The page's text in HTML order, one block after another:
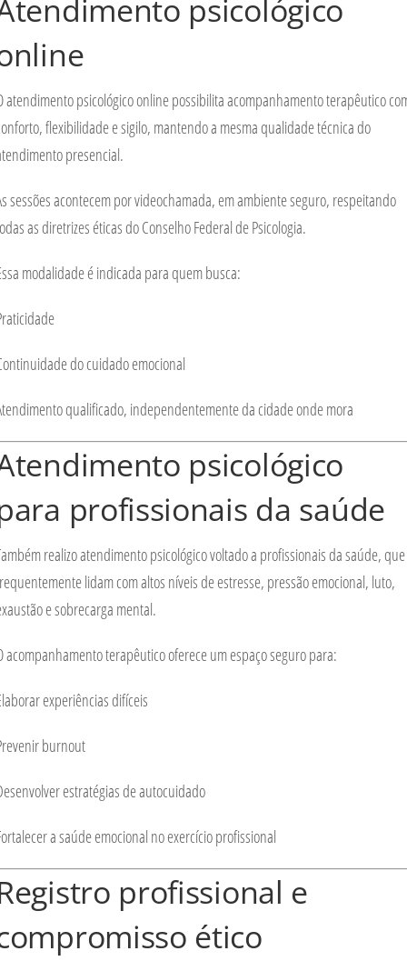
psicológico
atendimento psicológico online possibilita acompanhamento terapêutico
flexibilidade e sigilo, mantendo a mesma qualidade técnica do
presencial.
sessões acontecem por videochamada, em ambiente seguro, respeitando
as diretrizes éticas doConselho Federal de Psicologia.
modalidade é indicada para quem busca:
do cuidado emocional
qualificado, independentemente da cidade onde mora
psicológico
profissionais da saúde
realizo atendimento psicológico voltado a profissionais da saúde, que
lidam com altos níveis de estresse, pressão emocional, luto,
e sobrecarga mental.
acompanhamento terapêutico oferece um espaço seguro para:
experiências difíceis
burnout
estratégias de autocuidado
a saúde emocional no exercício profissional
profissional e
ético